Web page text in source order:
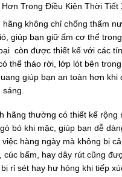
Trong Điều Kiện Thời Tiết
không chỉ chống thấm
giúp bạn giữ ấm cơ thể
còn được thiết kế với các
thể tháo rời, lớp lót bên
giúp bạn an toàn hơn khi
hãng thường có thiết kế rộng
bó khi mặc, giúp bạn dễ
việc hàng ngày mà không bị
cúc bấm, hay dây rút cũng
rỉ sét hay hư hỏng khi tiếp